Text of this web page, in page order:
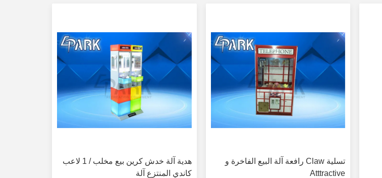
تسلية Claw رافعة آلة البيع الفاخرة و
Atttractive
هدية آلة خدش كرين بيع مخلب / 1 لاعب
كاندي المنتزع آلة